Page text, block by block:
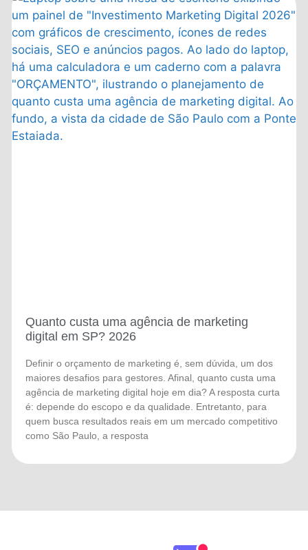
Quanto custa uma agência de marketing
digital em SP? 2026
Definir o orçamento de marketing é, sem dúvida, um dos
maiores desafios para gestores. Afinal, quanto custa uma
agência de marketing digital hoje em dia? A resposta curta
é: depende do escopo e da qualidade. Entretanto, para
quem busca resultados reais em um mercado competitivo
como São Paulo, a resposta